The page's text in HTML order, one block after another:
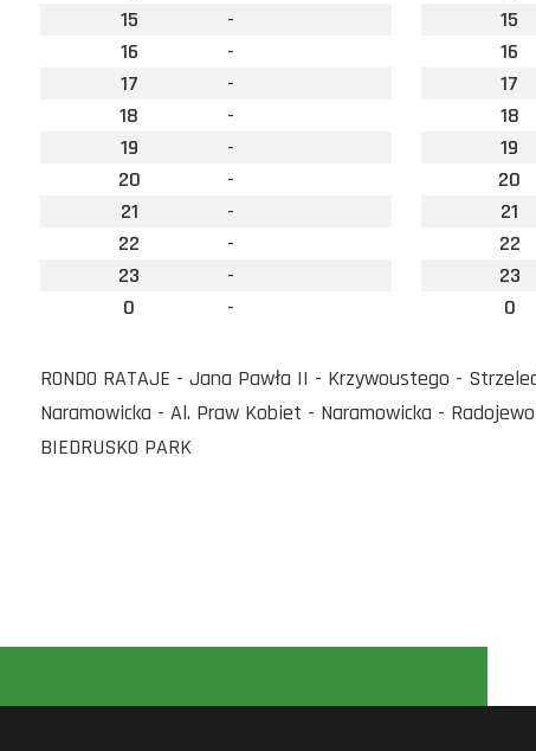
15
-
16
-
17
-
18
-
19
-
20
-
21
-
22
-
23
-
0
-
15
16
17
18
19
20
21
22
23
0
RONDO RATAJE - Jana Pawła II - Krzywoustego -
Naramowicka - Al. Praw Kobiet - Naramowicka -
BIEDRUSKO PARK